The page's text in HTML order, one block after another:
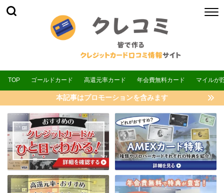
TOP ゴールドカード 高還元率カード 年会費無料カード マイルが
本記事はプロモーションを含みます